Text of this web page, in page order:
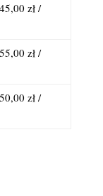
zł /
zł /
zł /